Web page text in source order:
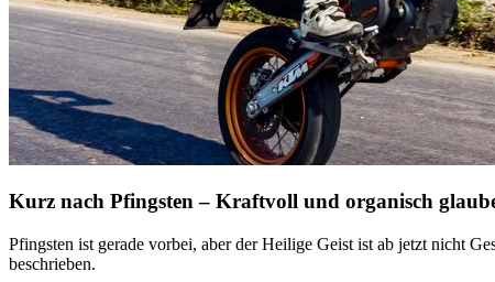
Kurz nach Pfingsten – Kraftvoll und organisch
Pfingsten ist gerade vorbei, aber der Heilige Geist ist ab jetzt nicht
beschrieben.